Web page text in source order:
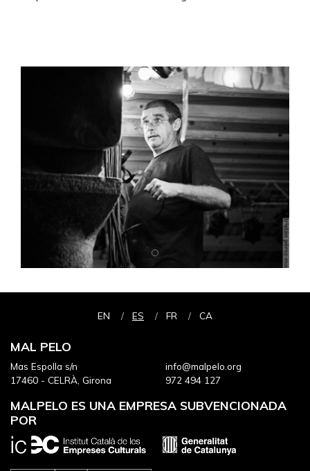
EN ES FR CA
MAL PELO
Mas Espolla s/n
17460 - CELRÀ, Girona
info@malpelo.org
972 494 127
MALPELO ES UNA EMPRESA SUBVENCIONADA
POR